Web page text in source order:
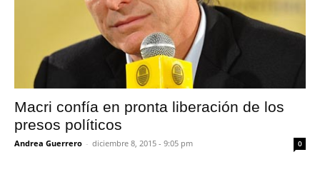
Macri confía en pronta liberación de los
presos políticos
Andrea Guerrero - diciembre 8, 2015 - 9:05 pm 0